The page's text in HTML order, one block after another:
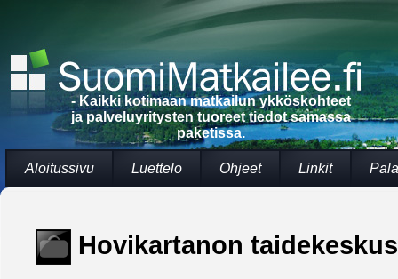
- Kaikki kotimaan matkailun ykköskohteet
ja palveluyritysten tuoreet tiedot samassa
paketissa.
Aloitussivu Luettelo Ohjeet Linkit
Hovikartanon taidekeskus